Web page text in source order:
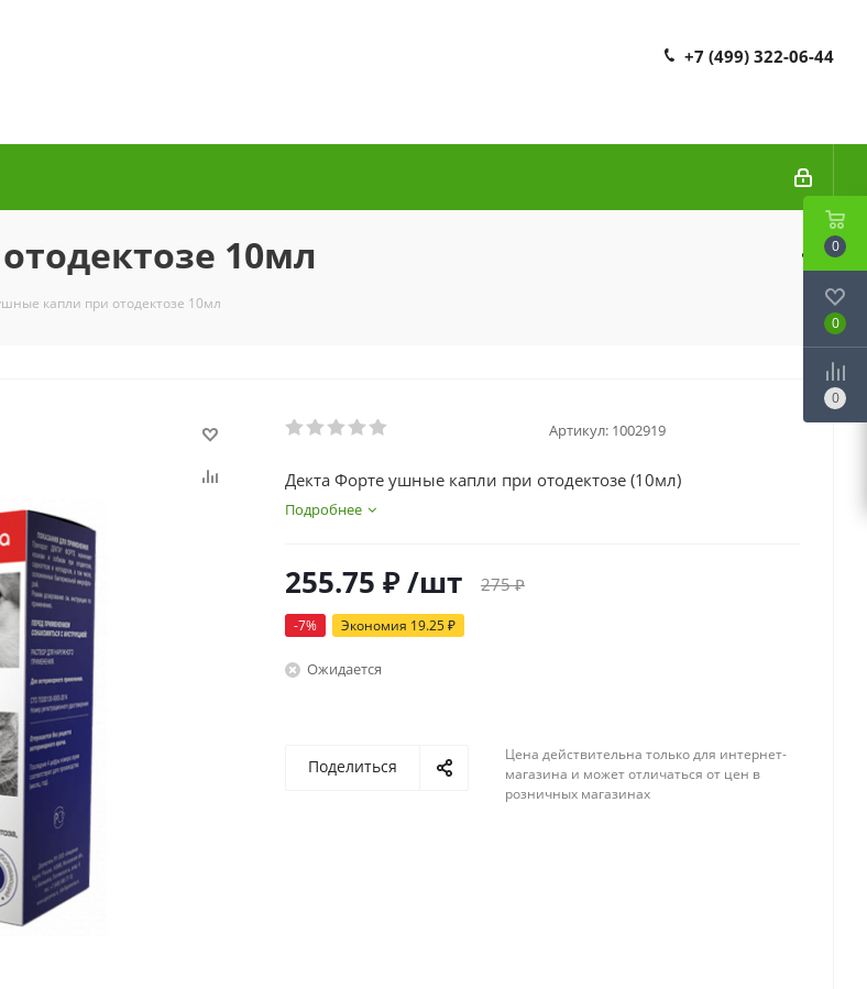
+7 (499) 322-06-44
10мл
капли при отодектозе 10мл
Артикул: 1002919
Декта Форте ушные капли при отодектозе (10мл)
Подробнее
255.75 ₽/шт 275₽
-7% Экономия 19.25₽
Ожидается
Поделиться
Цена действительна только для интернет-
магазина и может отличаться от цен в
розничных магазинах
0
0
0